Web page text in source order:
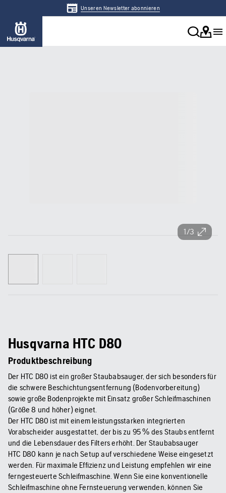
Unseren Newsletter abonnieren
1/3
Husqvarna HTC D80
Produktbeschreibung
Der HTC D80 ist ein großer Staubabsauger, der sich besonders für
die schwere Beschichtungsentfernung (Bodenvorbereitung)
sowie große Bodenprojekte mit Einsatz großer Schleifmaschinen
(Größe 8 und höher) eignet.
Der HTC D80 ist mit einem leistungsstarken integrierten
Vorabscheider ausgestattet, der bis zu 95 % des Staubs entfernt
und die Lebensdauer des Filters erhöht. Der Staubabsauger
HTC D80 kann je nach Setup auf verschiedene Weise eingesetzt
werden. Für maximale Effizienz und Leistung empfehlen wir eine
ferngesteuerte Schleifmaschine. Wenn Sie eine konventionelle
Schleifmaschine ohne Fernsteuerung verwenden, können Sie